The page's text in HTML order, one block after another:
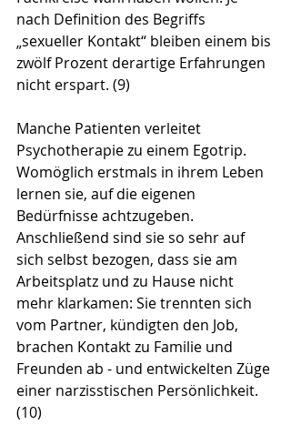
nach Definition des Begriffs
„sexueller Kontakt“ bleiben einem bis
zwölf Prozent derartige Erfahrungen
nicht erspart. (9)
Manche Patienten verleitet
Psychotherapie zu einem Egotrip.
Womöglich erstmals in ihrem Leben
lernen sie, auf die eigenen
Bedürfnisse achtzugeben.
Anschließend sind sie so sehr auf
sich selbst bezogen, dass sie am
Arbeitsplatz und zu Hause nicht
mehr klarkamen: Sie trennten sich
vom Partner, kündigten den Job,
brachen Kontakt zu Familie und
Freunden ab - und entwickelten Züge
einer narzisstischen Persönlichkeit.
(10)